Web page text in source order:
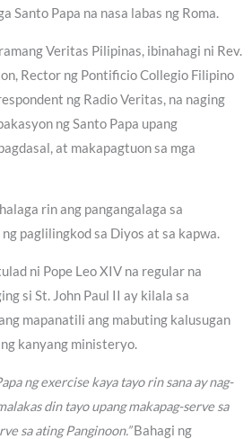
Santo Papa na nasa labas ng Roma.
Veritas Pilipinas, ibinahagi ni Rev.
Rector ng Pontificio Collegio Filipino
ng Radio Veritas, na naging
ng Santo Papa upang
at makapagtuon sa mga
rin ang pangangalaga sa
paglilingkod sa Diyos at sa kapwa.
ni Pope Leo XIV na regular na
si St. John Paul II ay kilala sa
mapanatili ang mabuting kalusugan
kanyang ministeryo.
ng exercise kaya tayo rin sana ay nag-
din tayo upang makapag-serve sa
sa ating Panginoon.”Bahagi ng